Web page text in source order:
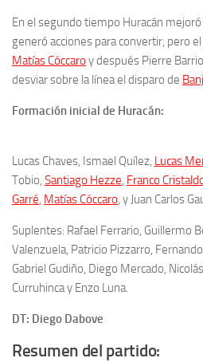
En el segundo tiempo Huracán
generó acciones para convertir, pero
Matías Cóccaro y después Pierre
desviar sobre la línea el disparo de
Formación inicial de Huracán:
Lucas Chaves, Ismael Quílez, Lucas
Tobio, Santiago Hezze, Franco
Garré, Matías Cóccaro, y Juan Carlos
Suplentes: Rafael Ferrario, Guillermo
Valenzuela, Patricio Pizzarro,
Gabriel Gudiño, Diego Mercado,
Curruhinca y Enzo Luna.
DT: Diego Dabove
Resumen del partido: